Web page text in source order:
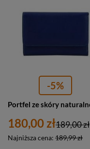
-5%
180,00 zł
Najniższa cena: 189,99 zł
189,00 zł